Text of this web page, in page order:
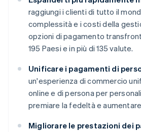
raggiungi i clienti di tutto il
complessità e i costi della
opzioni di pagamento
195 Paesi e in più di 135 valute.
Unificare i pagamenti di
un'esperienza di commercio
online e di persona per
premiare la fedeltà e
Migliorare le prestazioni dei